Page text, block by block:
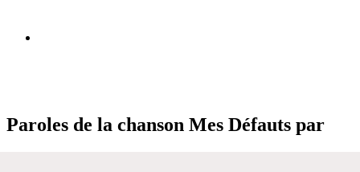
Paroles de la chanson Mes Défauts par